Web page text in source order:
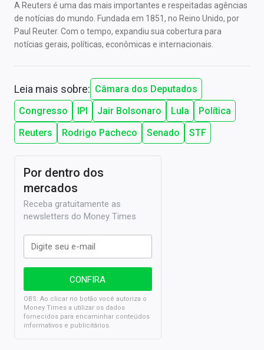
A Reuters é uma das mais importantes e respeitadas agências
de notícias do mundo. Fundada em 1851, no Reino Unido, por
Paul Reuter. Com o tempo, expandiu sua cobertura para
notícias gerais, políticas, econômicas e internacionais.
Leia mais sobre: Câmara dos Deputados
Congresso
IPI Jair Bolsonaro Lula
Política
Reuters
Rodrigo Pacheco Senado STF
Por dentro dos
mercados
Receba gratuitamente as
newsletters do Money Times
OBS: Ao clicar no botão você autoriza o
Money Times a utilizar os dados
fornecidos para encaminhar conteúdos
informativos e publicitários.